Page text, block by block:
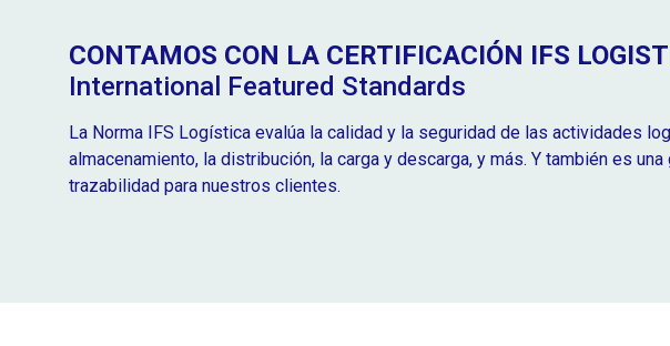
CONTAMOS CON LA CERTIFICACIÓN IFS
International Featured Standards
La Norma IFS Logística evalúa la calidad y la seguridad de las actividades
almacenamiento, la distribución, la carga y descarga, y más. Y también es
trazabilidad para nuestros clientes.